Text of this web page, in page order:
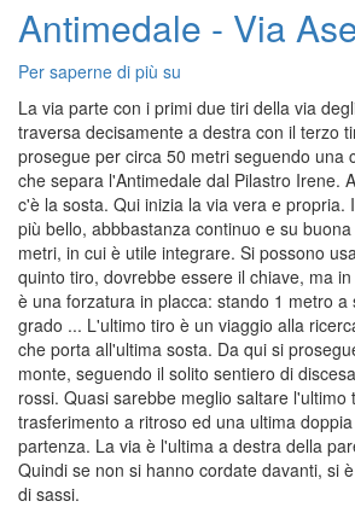
Antimedale - Via
Per saperne di più su
Via
Asen
La via parte con i primi due tiri della via
traversa decisamente a destra con il terzo
prosegue per circa 50 metri seguendo una
che separa l'Antimedale dal Pilastro Irene.
c'è la sosta. Qui inizia la via vera e propria.
più bello, abbbastanza continuo e su
metri, in cui è utile integrare. Si possono
quinto tiro, dovrebbe essere il chiave, ma
è una forzatura in placca: stando 1 metro a
grado ... L'ultimo tiro è un viaggio alla
che porta all'ultima sosta. Da qui si
monte, seguendo il solito sentiero di
rossi. Quasi sarebbe meglio saltare l'ultimo
trasferimento a ritroso ed una ultima
partenza. La via è l'ultima a destra della
Quindi se non si hanno cordate davanti, si
di sassi.